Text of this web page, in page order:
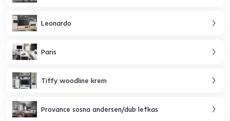
Leonardo
Paris
Tiffy woodline krem
Provance sosna andersen/dub lefkas